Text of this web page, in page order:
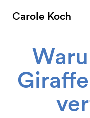
Carole Koch